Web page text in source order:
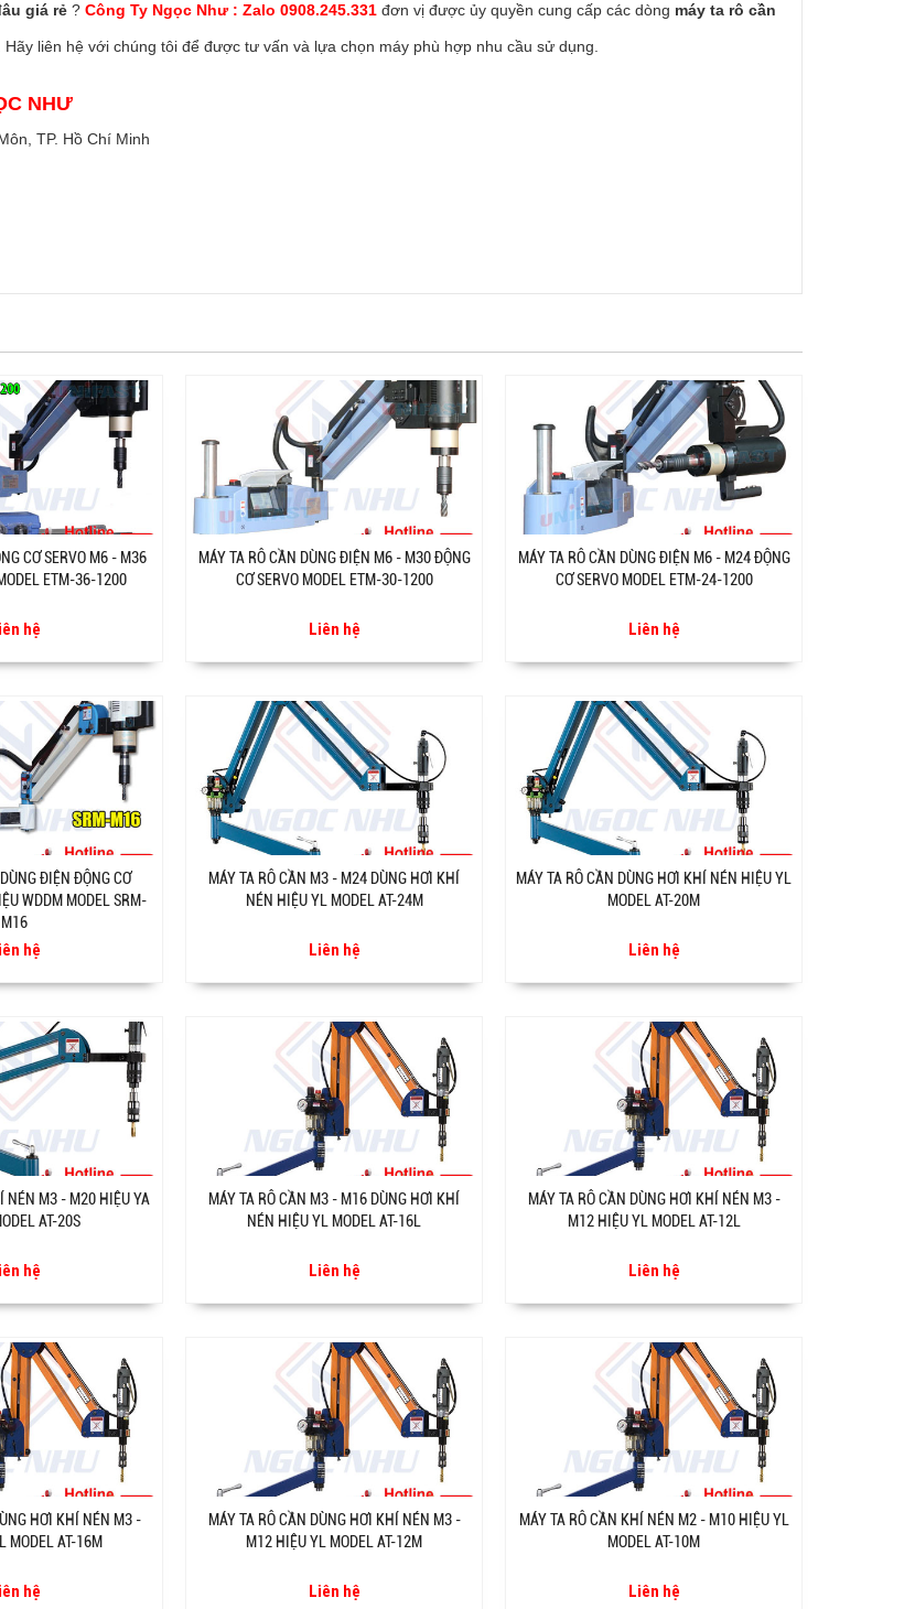
giá rẻ ? Công Ty Ngọc Như : Zalo 0908.245.331 đơn vị được ủy quyền cung cấp các dòng máy ta rô cần
Hãy liên hệ với chúng tôi để được tư vấn và lựa chọn máy phù hợp nhu cầu sử dụng.
NHƯ
TP. Hồ Chí Minh
CƠ SERVO M6 - M36
ETM-36-1200
hệ
MÁY TA RÔ CẦN DÙNG ĐIỆN M6 - M30 ĐỘNG
CƠ SERVO MODEL ETM-30-1200
Liên hệ
MÁY TA RÔ CẦN DÙNG ĐIỆN M6 - M24 ĐỘNG
CƠ SERVO MODEL ETM-24-1200
Liên hệ
ĐIỆN ĐỘNG CƠ
WDDM MODEL SRM-
M16
hệ
MÁY TA RÔ CẦN M3 - M24 DÙNG HƠI KHÍ
NÉN HIỆU YL MODEL AT-24M
Liên hệ
MÁY TA RÔ CẦN DÙNG HƠI KHÍ NÉN HIỆU YL
MODEL AT-20M
Liên hệ
NÉN M3 - M20 HIỆU YA
AT-20S
hệ
MÁY TA RÔ CẦN M3 - M16 DÙNG HƠI KHÍ
NÉN HIỆU YL MODEL AT-16L
Liên hệ
MÁY TA RÔ CẦN DÙNG HƠI KHÍ NÉN M3 -
M12 HIỆU YL MODEL AT-12L
Liên hệ
HƠI KHÍ NÉN M3 -
MODEL AT-16M
hệ
MÁY TA RÔ CẦN DÙNG HƠI KHÍ NÉN M3 -
M12 HIỆU YL MODEL AT-12M
Liên hệ
MÁY TA RÔ CẦN KHÍ NÉN M2 - M10 HIỆU YL
MODEL AT-10M
Liên hệ